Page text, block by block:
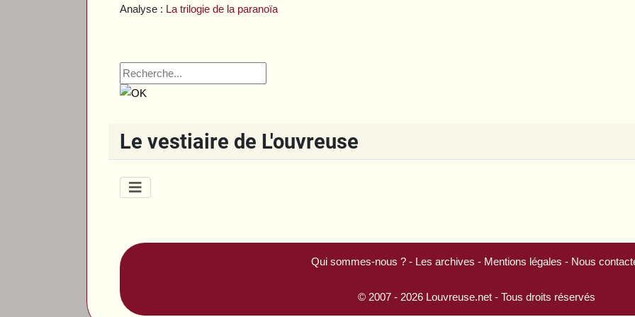
Analyse : La trilogie de la paranoïa
Le vestiaire de L'ouvreuse
Qui sommes-nous ?- Les archives - Mentions légales - Nous
© 2007 - 2026 Louvreuse.net- Tous droits réservés